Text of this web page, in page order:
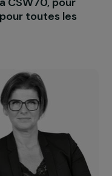
Marcovici,
la CSW70, pour
pour toutes les